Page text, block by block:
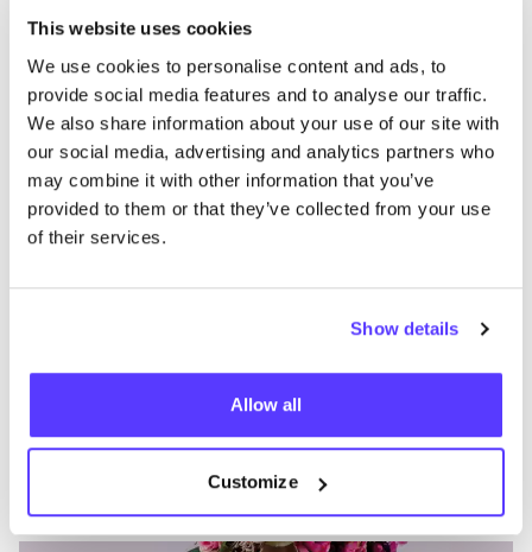
This website uses cookies
We use cookies to personalise content and ads, to
provide social media features and to analyse our traffic.
We also share information about your use of our site with
our social media, advertising and analytics partners who
may combine it with other information that you’ve
provided to them or that they’ve collected from your use
of their services.
Show details
Allow all
Customize
Trešpank
Grajska cesta 4,
Ropa Accesorios
Visita sitio web
ALEXANDRA SVENDSEN
Accesorios